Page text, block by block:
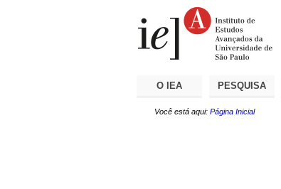
O IEA PESQUISA
Você está aqui: Página Inicial